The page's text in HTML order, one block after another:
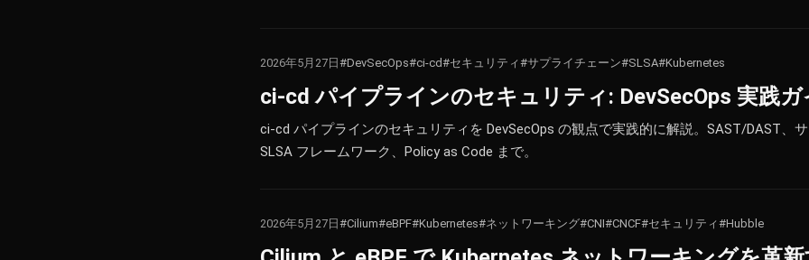
2026年5月27日 #DevSecOps#ci-cd#セキュリティ#サプライチェーン#SLSA#Kubernetes
ci-cd パイプラインのセキュリティ: DevSecOps 実践ガ
ci-cd パイプラインのセキュリティを DevSecOps の観点で実践的に解説。SAST/DAST、
SLSA フレームワーク、Policy as Code まで。
2026年5月27日 #Cilium#eBPF#Kubernetes#ネットワーキング#CNI#CNCF#セキュリティ#Hubble